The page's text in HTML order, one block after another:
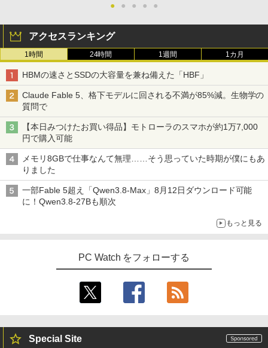
● ● ● ● ●
アクセスランキング
1時間 24時間 1週間 1カ月
HBMの速さとSSDの大容量を兼ね備えた「HBF」
Claude Fable 5、格下モデルに回される不満が85%減。生物学の
質問で
【本日みつけたお買い得品】モトローラのスマホが約1万7,000
円で購入可能
メモリ8GBで仕事なんて無理……そう思っていた時期が僕にもあ
りました
一部Fable 5超え「Qwen3.8-Max」8月12日ダウンロード可能
に！Qwen3.8-27Bも順次
もっと見る
PC Watch をフォローする
Special Site